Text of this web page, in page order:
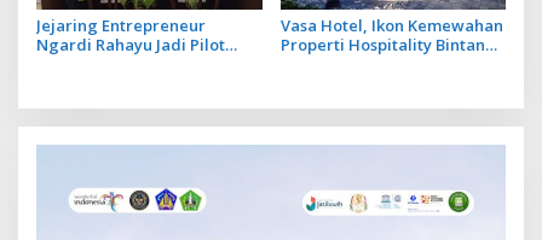
Jejaring Entrepreneur
Ngardi Rahayu Jadi Pilot
Vasa Hotel, Ikon Kemewahan
Properti Hospitality Bintang